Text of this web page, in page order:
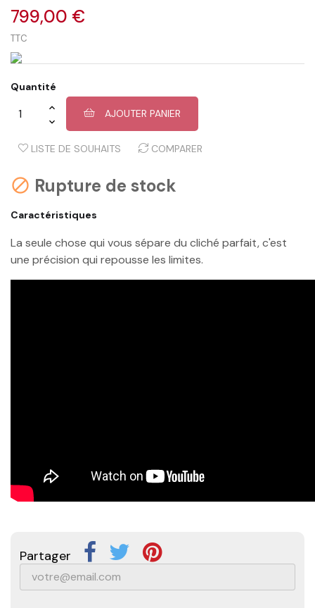
799,00 €
TTC
Quantité
AJOUTER PANIER
LISTE DE SOUHAITS COMPARER
 Rupture de stock
Caractéristiques
La seule chose qui vous sépare du cliché parfait, c'est
une précision qui repousse les limites.
Partager